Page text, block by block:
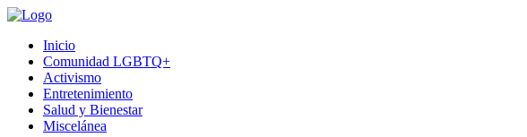
Inicio
Comunidad LGBTQ+
Activismo
Entretenimiento
Salud y Bienestar
Miscelánea